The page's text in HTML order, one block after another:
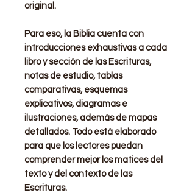
original.
Para eso, la Biblia cuenta con
introducciones exhaustivas a cada
libro y sección de las Escrituras,
notas de estudio, tablas
comparativas, esquemas
explicativos, diagramas e
ilustraciones, además de mapas
detallados. Todo está elaborado
para que los lectores puedan
comprender mejor los matices del
texto y del contexto de las
Escrituras.